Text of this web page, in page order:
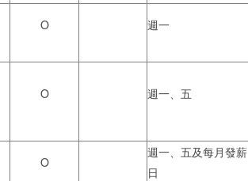
O 週一
O 週一、五
O
週一、五及每月發薪
日